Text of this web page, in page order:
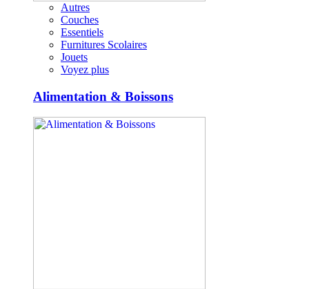
Autres
Couches
Essentiels
Furnitures Scolaires
Jouets
Voyez plus
Alimentation & Boissons